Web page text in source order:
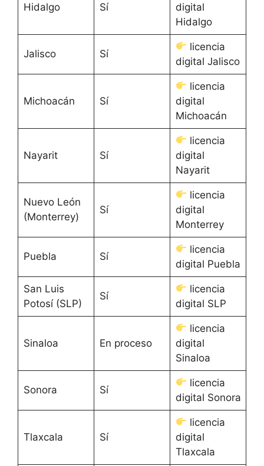
Hidalgo Sí
digital
Hidalgo
Jalisco Sí
licencia
digital Jalisco
Michoacán Sí
licencia
digital
Michoacán
Nayarit Sí
licencia
digital
Nayarit
Nuevo León
(Monterrey)
Sí
licencia
digital
Monterrey
Puebla Sí
licencia
digital Puebla
San Luis
Potosí (SLP)
Sí
licencia
digital SLP
Sinaloa En proceso
licencia
digital
Sinaloa
Sonora Sí
licencia
digital Sonora
Tlaxcala Sí
licencia
digital
Tlaxcala